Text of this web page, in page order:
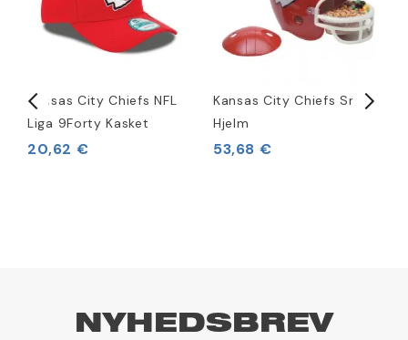
Kansas City Chiefs NFL
Liga 9Forty Kasket
20,62 €
Kansas City Chiefs Snack
Hjelm
53,68 €
NYHEDSBREV